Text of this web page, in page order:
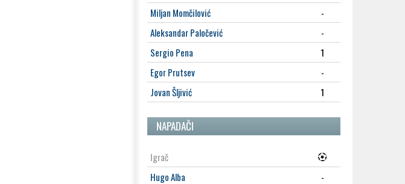
Miljan Momčilović
-
Aleksandar Paločević
-
Sergio Pena
1
Egor Prutsev
-
Jovan Šljivić
1
NAPADAČI
Igrač
Hugo Alba
-